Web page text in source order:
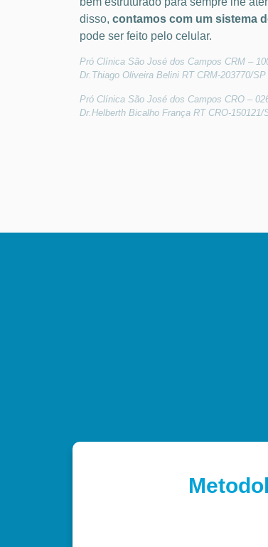
disso, contamos com um sistema
pode ser feito pelo celular.
Pró Clínica São José dos Campos CRM –
Dr.Thiago Oliveira Belini RT CRM-203770/SP
Pró Clínica São José dos Campos CRO –
Dr.Helberth Bicalho França RT CRO-150121/